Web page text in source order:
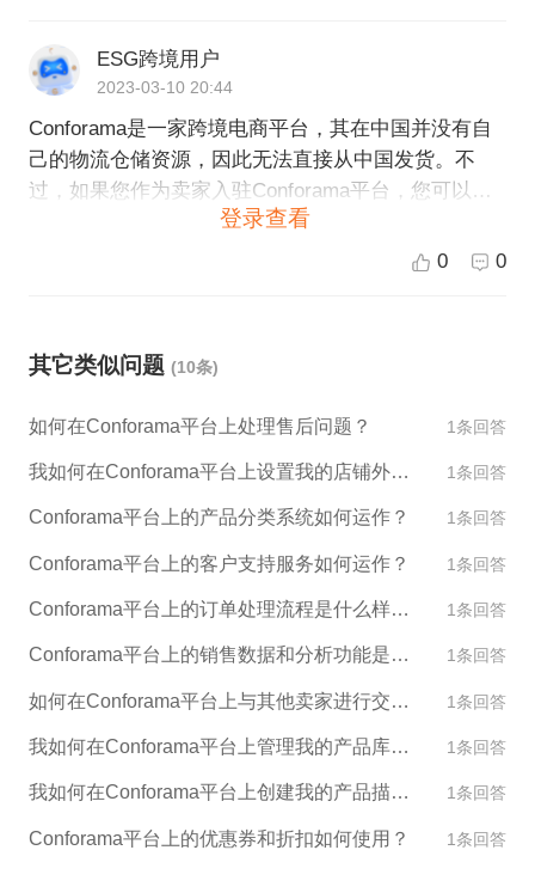
ESG跨境用户
2023-03-10 20:44
Conforama是一家跨境电商平台，其在中国并没有自
己的物流仓储资源，因此无法直接从中国发货。不
过，如果您作为卖家入驻Conforama平台，您可以选
择使用Conforama提供的物流服务，让Conforama来
完成配送和物流方面的事宜。您也可以通过自己的物
登录查看
0 0
其它类似问题 (10条)
如何在Conforama平台上处理售后问题？ 1条回答
我如何在Conforama平台上设置我的店铺外观和设计？ 1条回答
Conforama平台上的产品分类系统如何运作？ 1条回答
Conforama平台上的客户支持服务如何运作？ 1条回答
Conforama平台上的订单处理流程是什么样的？ 1条回答
Conforama平台上的销售数据和分析功能是什么？ 1条回答
如何在Conforama平台上与其他卖家进行交流和合作？ 1条回答
我如何在Conforama平台上管理我的产品库存？ 1条回答
我如何在Conforama平台上创建我的产品描述和图片？ 1条回答
Conforama平台上的优惠券和折扣如何使用？ 1条回答